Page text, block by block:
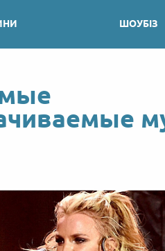
ШОУБІЗ